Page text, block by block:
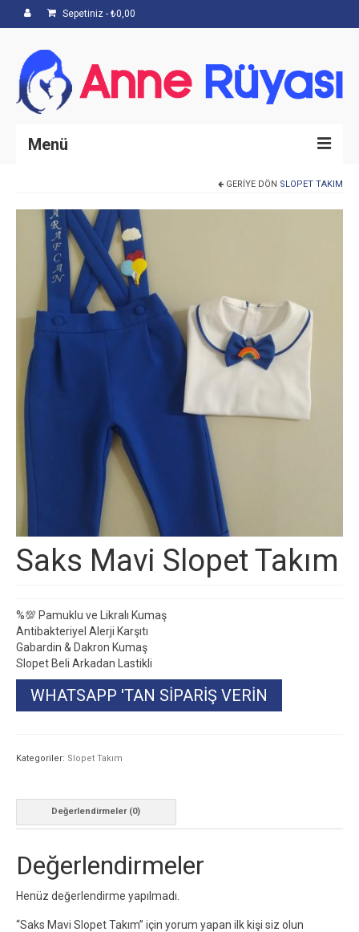
Sepetiniz - ₺0,00
Menü
Hakkımızda
Mağaza
İletişim
GERIYE DÖN SLOPET TAKIM
Saks Mavi Slopet Takım
%💯 Pamuklu ve Likralı Kumaş
Antibakteriyel Alerji Karşıtı
Gabardin & Dakron Kumaş
Slopet Beli Arkadan Lastikli
WHATSAPP 'TAN SIPARIŞ VERIN
Kategoriler: Slopet Takım
Değerlendirmeler (0)
Değerlendirmeler
Henüz değerlendirme yapılmadı.
“Saks Mavi Slopet Takım” için yorum yapan ilk kişi siz olun